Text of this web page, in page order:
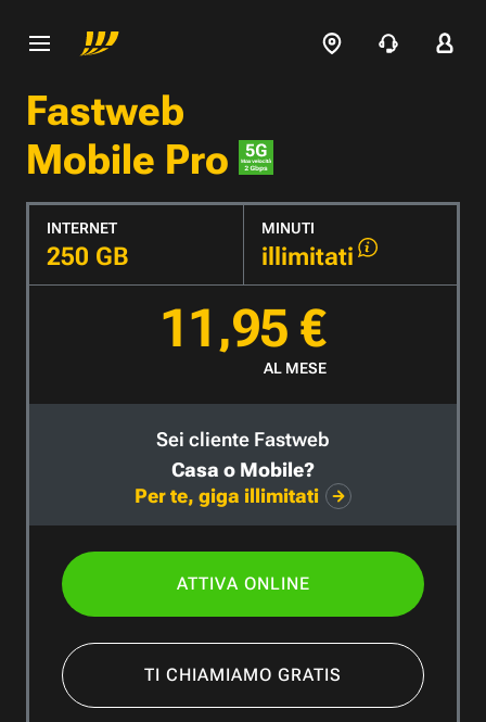
Fastweb
Mobile Pro
INTERNET
250 GB
MINUTI
illimitati
11,95 €
AL MESE
Sei cliente Fastweb
Casa o Mobile?
Per te, giga illimitati
ATTIVA ONLINE
TI CHIAMIAMO GRATIS